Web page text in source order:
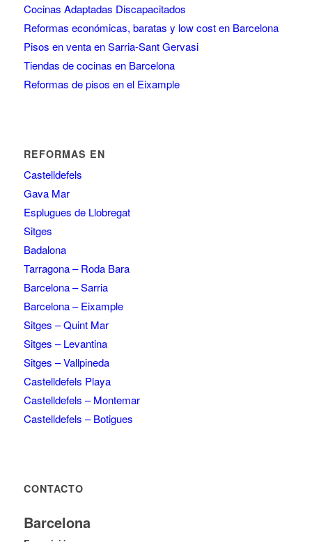
Cocinas Adaptadas Discapacitados
Reformas económicas, baratas y low cost en Barcelona
Pisos en venta en Sarria-Sant Gervasi
Tiendas de cocinas en Barcelona
Reformas de pisos en el Eixample
REFORMAS EN
Castelldefels
Gava Mar
Esplugues de Llobregat
Sitges
Badalona
Tarragona – Roda Bara
Barcelona – Sarria
Barcelona – Eixample
Sitges – Quint Mar
Sitges – Levantina
Sitges – Vallpineda
Castelldefels Playa
Castelldefels – Montemar
Castelldefels – Botigues
CONTACTO
Barcelona